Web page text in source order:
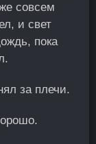
совсем
и свет
пока
за плечи.